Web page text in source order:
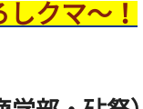
クマ～！